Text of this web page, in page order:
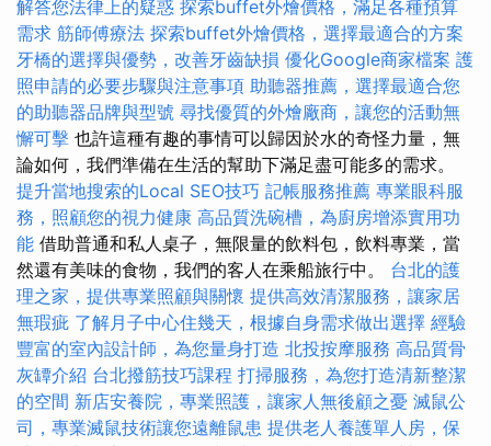
解答您法律上的疑惑 探索buffet外燴價格，滿足各種預算
需求 筋師傅療法 探索buffet外燴價格，選擇最適合的方案
牙橋的選擇與優勢，改善牙齒缺損 優化Google商家檔案 護
照申請的必要步驟與注意事項 助聽器推薦，選擇最適合您
的助聽器品牌與型號 尋找優質的外燴廠商，讓您的活動無
懈可擊 也許這種有趣的事情可以歸因於水的奇怪力量，無
論如何，我們準備在生活的幫助下滿足盡可能多的需求。
提升當地搜索的Local SEO技巧 記帳服務推薦 專業眼科服
務，照顧您的視力健康 高品質洗碗槽，為廚房增添實用功
能 借助普通和私人桌子，無限量的飲料包，飲料專業，當
然還有美味的食物，我們的客人在乘船旅行中。 台北的護
理之家，提供專業照顧與關懷 提供高效清潔服務，讓家居
無瑕疵 了解月子中心住幾天，根據自身需求做出選擇 經驗
豐富的室內設計師，為您量身打造 北投按摩服務 高品質骨
灰罈介紹 台北撥筋技巧課程 打掃服務，為您打造清新整潔
的空間 新店安養院，專業照護，讓家人無後顧之憂 滅鼠公
司，專業滅鼠技術讓您遠離鼠患 提供老人養護單人房，保